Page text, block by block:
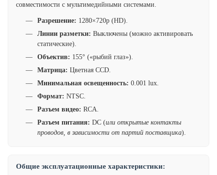
совместимости с мультимедийными системами.
Разрешение: 1280×720p (HD).
Линии разметки: Выключены (можно активировать
статические).
Объектив: 155° («рыбий глаз»).
Матрица: Цветная CCD.
Минимальная освещенность: 0.001 lux.
Формат: NTSC.
Разъем видео: RCA.
Разъем питания: DC (или открытые контакты
проводов, в зависимости от партий поставщика).
Общие эксплуатационные характеристики: